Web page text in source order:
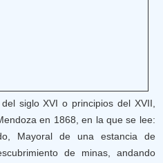
siglo XVI o principios del XVII,
en 1868, en la que se lee:
Mayoral de una estancia de
de minas, andando